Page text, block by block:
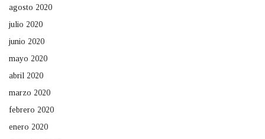
agosto 2020
julio 2020
junio 2020
mayo 2020
abril 2020
marzo 2020
febrero 2020
enero 2020